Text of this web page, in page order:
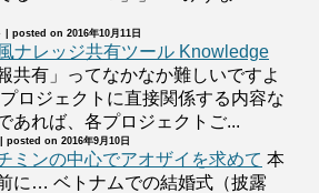
posted on 2016年10月11日
ナレッジ共有ツール Knowledge
報共有」ってなかなか難しいですよ
ロジェクトに直接関係する内容な
あれば、各プロジェクトご...
posted on 2016年9月10日
ミンの中心でアオザイを求めて 本
に… ベトナムでの結婚式（披露